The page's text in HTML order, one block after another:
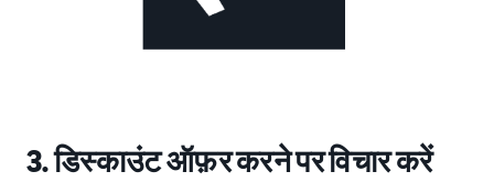
3. डिस्काउंट ऑफ़र करने पर विचार करें